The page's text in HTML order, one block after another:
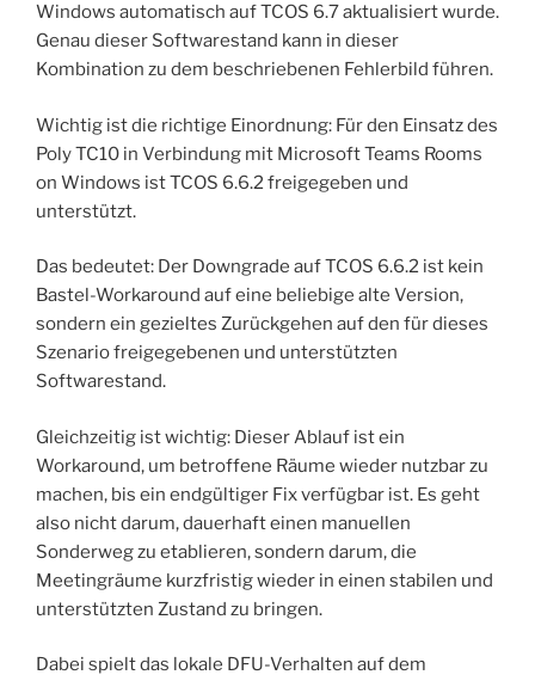
Windows automatisch auf TCOS 6.7 aktualisiert wurde.
Genau dieser Softwarestand kann in dieser
Kombination zu dem beschriebenen Fehlerbild führen.
Wichtig ist die richtige Einordnung: Für den Einsatz des
Poly TC10 in Verbindung mit Microsoft Teams Rooms
on Windows ist TCOS 6.6.2 freigegeben und
unterstützt.
Das bedeutet: Der Downgrade auf TCOS 6.6.2 ist kein
Bastel-Workaround auf eine beliebige alte Version,
sondern ein gezieltes Zurückgehen auf den für dieses
Szenario freigegebenen und unterstützten
Softwarestand.
Gleichzeitig ist wichtig: Dieser Ablauf ist ein
Workaround, um betroffene Räume wieder nutzbar zu
machen, bis ein endgültiger Fix verfügbar ist. Es geht
also nicht darum, dauerhaft einen manuellen
Sonderweg zu etablieren, sondern darum, die
Meetingräume kurzfristig wieder in einen stabilen und
unterstützten Zustand zu bringen.
Dabei spielt das lokale DFU-Verhalten auf dem